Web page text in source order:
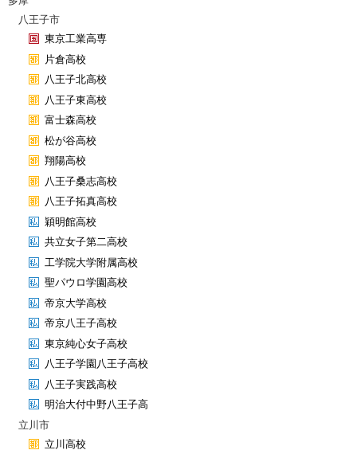
八王子市
東京工業高専
片倉高校
八王子北高校
八王子東高校
富士森高校
松が谷高校
翔陽高校
八王子桑志高校
八王子拓真高校
穎明館高校
共立女子第二高校
工学院大学附属高校
聖パウロ学園高校
帝京大学高校
帝京八王子高校
東京純心女子高校
八王子学園八王子高校
八王子実践高校
明治大付中野八王子高
立川市
立川高校